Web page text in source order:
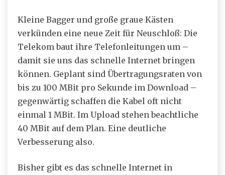
Kleine Bagger und große graue Kästen
verkünden eine neue Zeit für Neuschloß: Die
Telekom baut ihre Telefonleitungen um –
damit sie uns das schnelle Internet bringen
können. Geplant sind Übertragungsraten von
bis zu 100 MBit pro Sekunde im Download –
gegenwärtig schaffen die Kabel oft nicht
einmal 1 MBit. Im Upload stehen beachtliche
40 MBit auf dem Plan. Eine deutliche
Verbesserung also.
Bisher gibt es das schnelle Internet in